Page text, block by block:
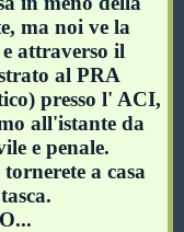
ma noi ve la
attraverso il
al PRA
presso l' ACI,
all'istante da
e penale.
a casa